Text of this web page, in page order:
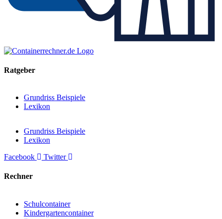
Ratgeber
Grundriss Beispiele
Lexikon
Grundriss Beispiele
Lexikon
Facebook
Twitter
Rechner
Schulcontainer
Kindergartencontainer